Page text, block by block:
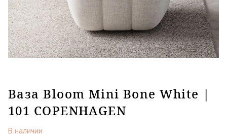
Ваза Bloom Mini Bone White |
101 COPENHAGEN
В наличии